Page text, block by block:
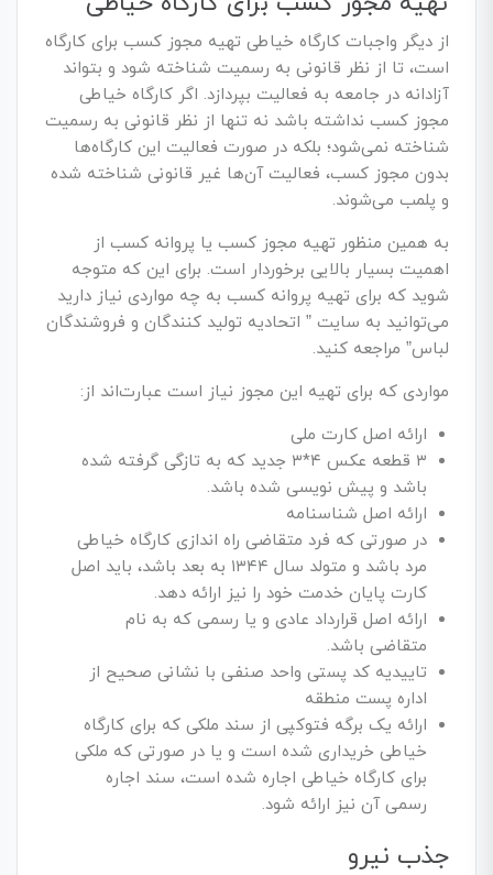
از دیگر واجبات کارگاه خیاطی تهیه مجوز کسب برای کارگاه
است، تا از نظر قانونی به رسمیت شناخته شود و بتواند
آزادانه در جامعه به فعالیت بپردازد. اگر کارگاه خیاطی
مجوز کسب نداشته باشد نه تنها از نظر قانونی به رسمیت
شناخته نمی‌شود؛ بلکه در صورت فعالیت این کارگاه‌ها
بدون مجوز کسب، فعالیت آن‌ها غیر قانونی شناخته شده
و پلمب می‌شوند.
به همین منظور تهیه مجوز کسب یا پروانه کسب از
اهمیت بسیار بالایی برخوردار است. برای این که متوجه
شوید که برای تهیه پروانه‌ کسب به چه مواردی نیاز دارید
می‌توانید به سایت ” اتحادیه تولید کنندگان و فروشندگان
لباس” مراجعه کنید.
مواردی که برای تهیه این مجوز نیاز است عبارت‌اند از:
ارائه اصل کارت ملی
۳ قطعه عکس ۴*۳ جدید که به تازگی گرفته شده
باشد و پیش نویسی شده باشد.
ارائه اصل شناسنامه
در صورتی که فرد متقاضی راه اندازی کارگاه خیاطی
مرد باشد و متولد سال ۱۳۴۴ به بعد باشد، باید اصل
کارت پایان خدمت خود را نیز ارائه دهد.
ارائه اصل قرارداد عادی و یا رسمی که به نام
متقاضی باشد.
تاییدیه کد پستی واحد صنفی با نشانی صحیح از
اداره پست منطقه
ارائه یک برگه فتوکپی از سند ملکی که برای کارگاه
خیاطی خریداری شده است و یا در صورتی که ملکی
برای کارگاه خیاطی اجاره شده است، سند اجاره
رسمی آن نیز ارائه شود.
جذب نیرو